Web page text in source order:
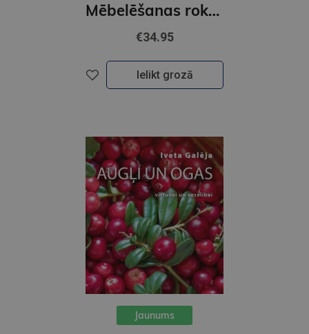
Mēbelēšanas rokasgrāmata
€34.95
Ielikt grozā
Jaunums